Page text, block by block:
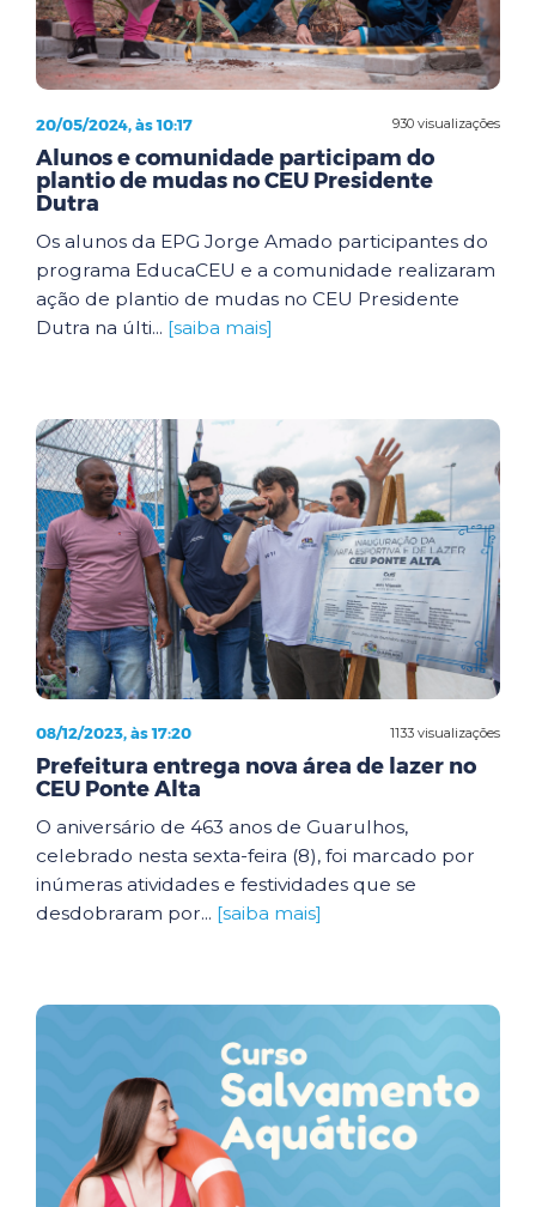
930 visualizações
20/05/2024, às 10:17
Alunos e comunidade participam do
plantio de mudas no CEU Presidente
Dutra
Os alunos da EPG Jorge Amado participantes do
programa EducaCEU e a comunidade realizaram
ação de plantio de mudas no CEU Presidente
Dutra na últi... [saiba mais]
1133 visualizações
08/12/2023, às 17:20
Prefeitura entrega nova área de lazer no
CEU Ponte Alta
O aniversário de 463 anos de Guarulhos,
celebrado nesta sexta-feira (8), foi marcado por
inúmeras atividades e festividades que se
desdobraram por... [saiba mais]